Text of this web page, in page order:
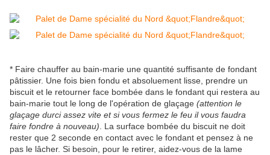
* Faire chauffer au bain-marie une quantité suffisante de fondant
pâtissier. Une fois bien fondu et absoluement lisse, prendre un
biscuit et le retourner face bombée dans le fondant qui restera au
bain-marie tout le long de l'opération de glaçage (attention le
glaçage durci assez vite et si vous fermez le feu il vous faudra
faire fondre à nouveau) . La surface bombée du biscuit ne doit
rester que 2 seconde en contact avec le fondant et pensez à ne
pas le lâcher. Si besoin, pour le retirer, aidez-vous de la lame